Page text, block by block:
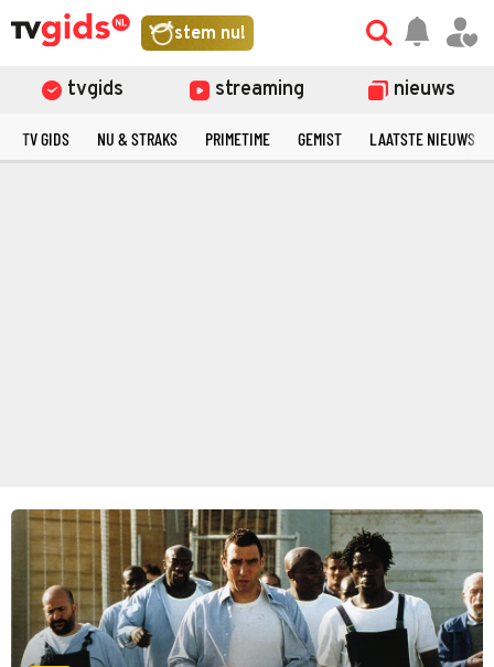
stem nu!
tvgids streaming nieuws
TV GIDS NU & STRAKS PRIMETIME GEMIST LAATSTE NIEUWS